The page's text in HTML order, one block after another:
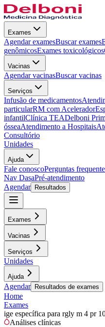
Exames
Agendar examesBuscar exames
genômicosExames toxicológicos
Vacinas
Agendar vacinasBuscar vacinas
Serviços
Infusão de medicamentos
particularRM com Acelerador
infantilClínica TEADelboni
ósseaAtendimento a Hospitais
Consultório
Unidades
Ajuda
Fale conoscoPerguntas
Nav DasaPré-atendimento
Agendar
Resultados
Exames
Vacinas
Serviços
Unidades
Ajuda
Agendar Resultados de exames
Home
Exames
ige específica para rgly m 4 pr
Análises clínicas